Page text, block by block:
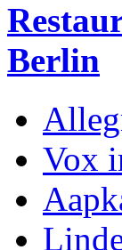
Berlin
Vox